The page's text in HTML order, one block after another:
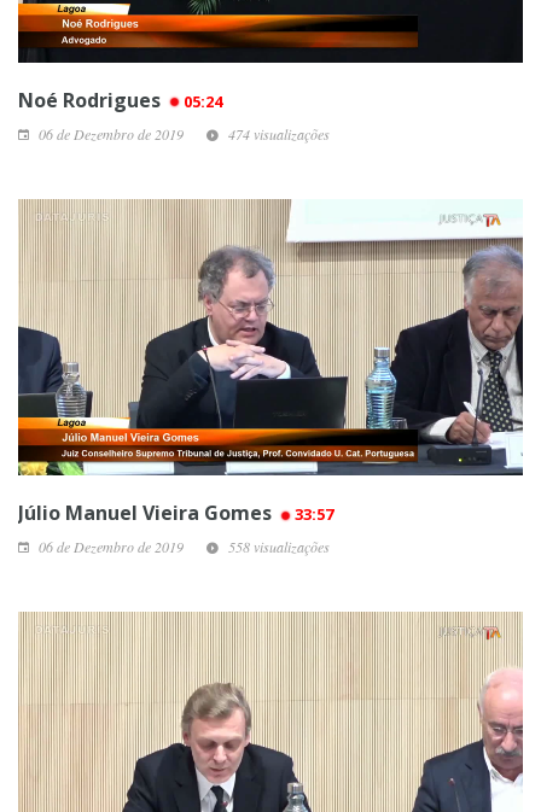
Noé Rodrigues 05:24
06 de Dezembro de 2019 474 visualizações
Júlio Manuel Vieira Gomes 33:57
06 de Dezembro de 2019 558 visualizações